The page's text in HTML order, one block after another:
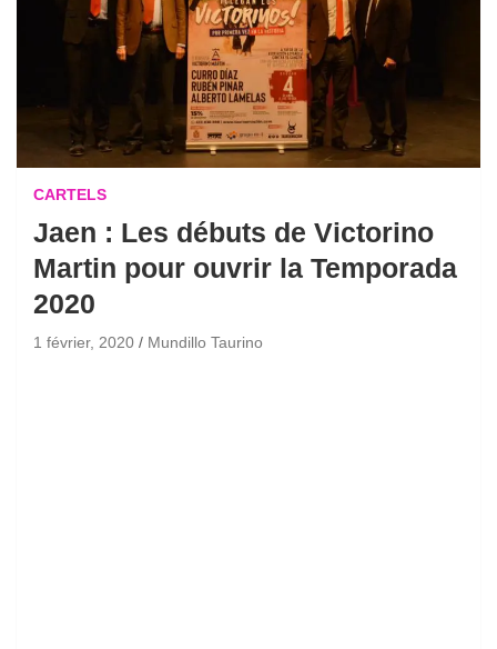
CARTELS
Jaen : Les débuts de Victorino
Martin pour ouvrir la Temporada
2020
1 février, 2020 Mundillo Taurino